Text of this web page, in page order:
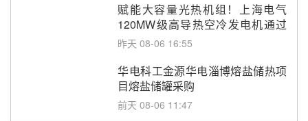
赋能大容量光热机组！上海电气
120MW级高导热空冷发电机通过
型式试验
昨天 08-06 16:55
华电科工金源华电淄博熔盐储热项
目熔盐储罐采购
前天 08-06 11:47